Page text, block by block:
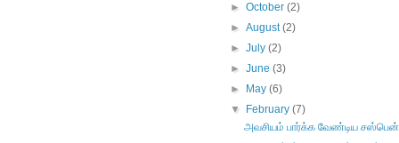
►October(2)
►August(2)
►July(2)
►June(3)
►
May(6)
▼
February(7)
அவசியம் பார்க்க வேண்டிய